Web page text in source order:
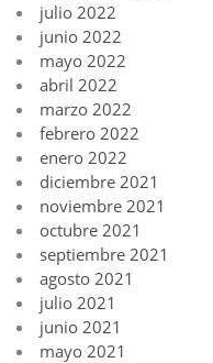
julio 2022
junio 2022
mayo 2022
abril 2022
marzo 2022
febrero 2022
enero 2022
diciembre 2021
noviembre 2021
octubre 2021
septiembre 2021
agosto 2021
julio 2021
junio 2021
mayo 2021